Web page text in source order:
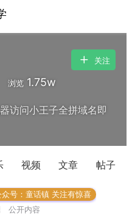
浏览 1.75w
关注
访问小王子全拼域名即
视频 文章 帖子
号：童话镇 关注有惊喜
公开内容